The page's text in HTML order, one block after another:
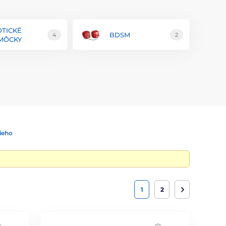
4 BDSM 2
1 2